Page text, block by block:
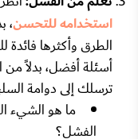
استخدامه للتحسن،
الطرق وأكثرها
أسئلة أفضل، بدلاً من
ترسلك إلى دوامة
ما هو الشيء
الفشل؟